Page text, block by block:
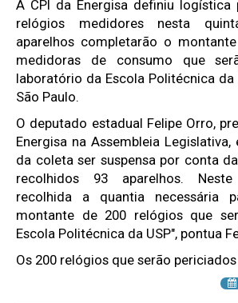
A CPI da Energisa definiu logística
relógios medidores nesta
aparelhos completarão o
medidoras de consumo que
laboratório da Escola Politécnica da
São Paulo.
O deputado estadual Felipe Orro,
Energisa na Assembleia Legislativa,
da coleta ser suspensa por conta
recolhidos 93 aparelhos.
recolhida a quantia necessária
montante de 200 relógios que
Escola Politécnica da USP", pontua
Os 200 relógios que serão